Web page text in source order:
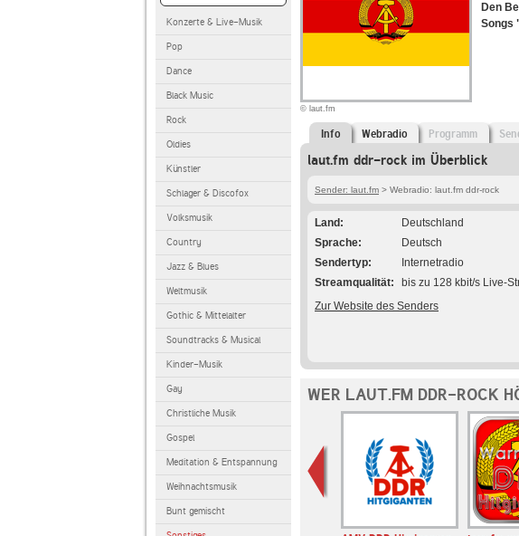
Konzerte & Live-Musik
Pop
Dance
Black Music
Rock
Oldies
Künstler
Schlager & Discofox
Volksmusik
Country
Jazz & Blues
Weltmusik
Gothic & Mittelalter
Soundtracks & Musical
Kinder-Musik
Gay
Christliche Musik
Gospel
Meditation & Entspannung
Weihnachtsmusik
Bunt gemischt
© laut.fm
Den
Songs
Info Webradio Programm
laut.fm ddr-rock im Überblick
Sender: laut.fm > Webradio: laut.fm ddr-rock
Land
Deutschland
Sprache
Deutsch
Sendertyp
Internetradio
Streamqualität
bis zu 128 kbit/s Live-
Zur Website des Senders
WER LAUT.FM DDR-ROCK